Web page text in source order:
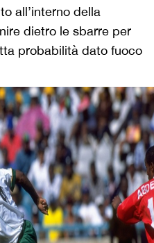
all’interno della
dietro le sbarre per
probabilità dato fuoco